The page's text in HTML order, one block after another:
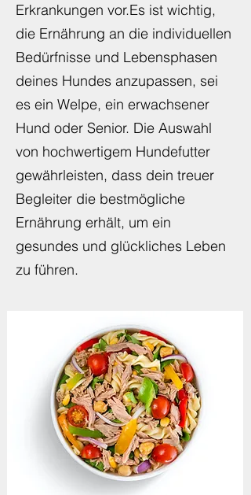
ein gesundes Gewicht zu halten
und beugt ernährungsbedingten
Erkrankungen vor.Es ist wichtig,
die Ernährung an die individuellen
Bedürfnisse und Lebensphasen
deines Hundes anzupassen, sei
es ein Welpe, ein erwachsener
Hund oder Senior. Die Auswahl
von hochwertigem Hundefutter
gewährleisten, dass dein treuer
Begleiter die bestmögliche
Ernährung erhält, um ein